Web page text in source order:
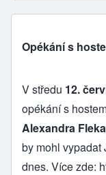
Opékání s
V středu 12.
opékání s
Alexandra Fleka
by mohl vypadat
dnes. Více zde: